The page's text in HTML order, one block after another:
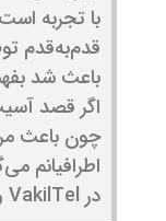
با تجربه
قدم‌به‌قدم
باعث شد
اگر قصد
چون باعث
اطرافیانم
در VakilTel واقعاً دلسوز و باسوادند